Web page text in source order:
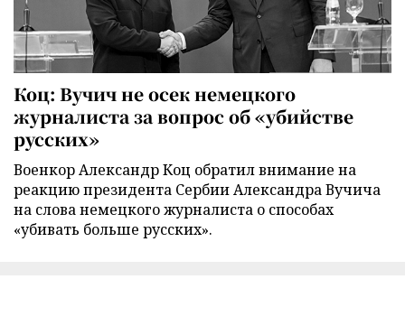
Коц: Вучич не осек немецкого
журналиста за вопрос об «убийстве
русских»
Военкор Александр Коц обратил внимание на
реакцию президента Сербии Александра Вучича
на слова немецкого журналиста о способах
«убивать больше русских».